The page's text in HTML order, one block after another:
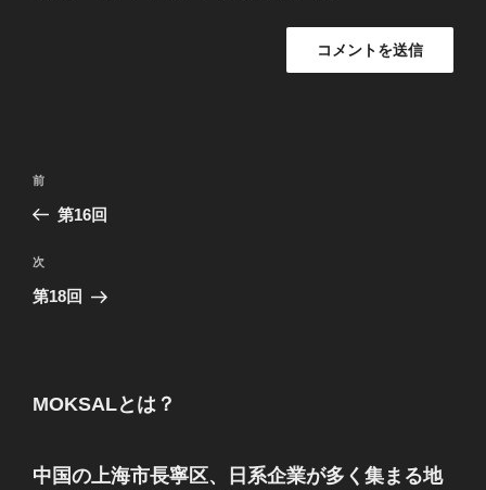
投
ビ
ゲ
ン
前
の
稿
前
第16回
次
の
次
第18回
MOKSALとは？
中国の上海市長寧区、日系企業が多く集まる地